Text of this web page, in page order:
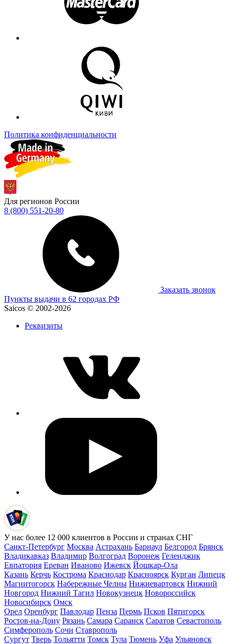
Политика конфиденциальности
Для регионов России
8 (800) 551-20-80
Заказать звонок
Пункты выдачи в 62 городах РФ
Saicos © 2002-2026
Реквизиты
У нас более 12 000 клиентов в России и странах СНГ
Санкт-Петербург Москва Астрахань Барнаул Белгород Брянск
Владикавказ Владимир Волгоград Воронеж Геленджик
Евпатория Ереван Иваново Ижевск Йошкар-Ола
Казань Керчь Кострома Краснодар Красноярск Курган Липецк
Магнитогорск Набережные Челны Нижневартовск Нижний
Новгород Нижний Тагил Новокузнецк Новороссийск
Новосибирск Омск
Орел Оренбург Павлодар Пенза Пермь Псков Пятигорск
Ростов-на-Дону Рязань Самара Саранск Саратов Севастополь
Симферополь Сочи Ставрополь
Сургут Тверь Тольятти Томск Тула Тюмень Уфа Ульяновск